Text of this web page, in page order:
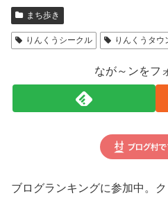
まち歩き
りんくうシークル りんくうタウ
なが～ンをフ
ブログランキングに参加中。